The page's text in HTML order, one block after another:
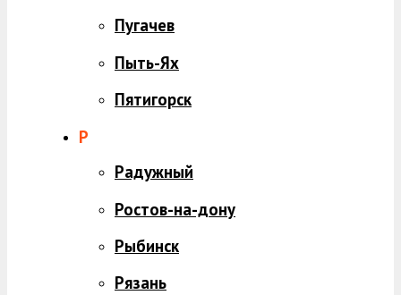
Пугачев
Пыть-Ях
Пятигорск
Р
Радужный
Ростов-на-дону
Рыбинск
Рязань